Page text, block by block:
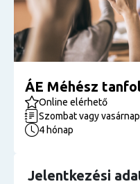
ÁE Méhész
Online elérhető
Szombat vagy vasárnap
4 hónap
Jelentkezési